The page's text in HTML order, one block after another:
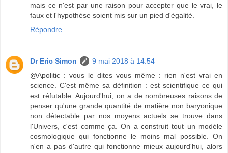
mais ce n'est par une raison pour accepter que le vrai, le
faux et l'hypothèse soient mis sur un pied d'égalité.
Répondre
Dr Eric Simon
9 mai 2018 à 14:54
@Apolitic : vous le dites vous même : rien n'est vrai en
science. C'est même sa définition : est scientifique ce qui
est réfutable. Aujourd'hui, on a de nombreuses raisons de
penser qu'une grande quantité de matière non baryonique
non détectable par nos moyens actuels se trouve dans
l'Univers, c'est comme ça. On a construit tout un modèle
cosmologique qui fonctionne le moins mal possible. On
n'en a pas d'autre qui fonctionne mieux aujourd'hui, alors